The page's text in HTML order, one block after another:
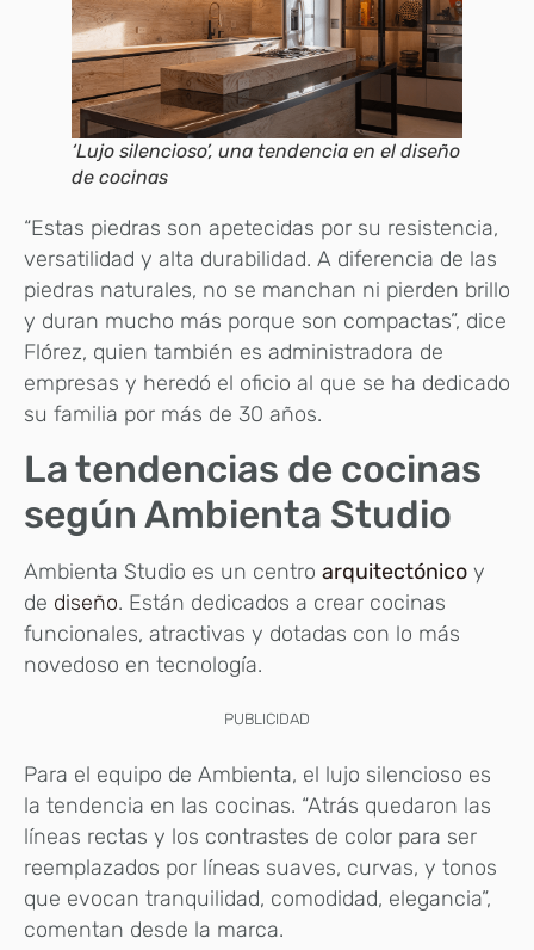
‘Lujo silencioso’, una tendencia en el diseño
de cocinas
“Estas piedras son apetecidas por su resistencia,
versatilidad y alta durabilidad. A diferencia de las
piedras naturales, no se manchan ni pierden brillo
y duran mucho más porque son compactas”, dice
Flórez, quien también es administradora de
empresas y heredó el oficio al que se ha dedicado
su familia por más de 30 años.
La tendencias de cocinas
según Ambienta Studio
Ambienta Studio es un centro arquitectónico y
de diseño. Están dedicados a crear cocinas
funcionales, atractivas y dotadas con lo más
novedoso en tecnología.
PUBLICIDAD
Para el equipo de Ambienta, el lujo silencioso es
la tendencia en las cocinas. “Atrás quedaron las
líneas rectas y los contrastes de color para ser
reemplazados por líneas suaves, curvas, y tonos
que evocan tranquilidad, comodidad, elegancia”,
comentan desde la marca.